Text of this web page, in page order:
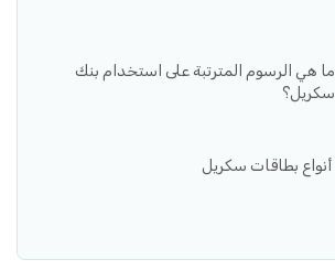
ما هي الرسوم المترتبة على استخدام بنك
سكريل؟
أنواع بطاقات سكريل